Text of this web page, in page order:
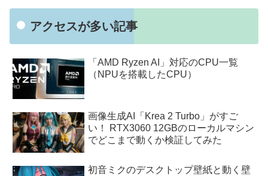
アクセスが多い記事
「AMD Ryzen AI」対応のCPU一覧
（NPUを搭載したCPU）
画像生成AI「Krea 2 Turbo」がすご
い！ RTX3060 12GBのローカルマシン
でどこまで動くか検証してみた
初音ミクのデスクトップ壁紙と動く壁